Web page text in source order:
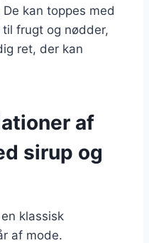
kan toppes med
frugt og nødder,
ret, der kan
af
sirup og
klassisk
af mode.